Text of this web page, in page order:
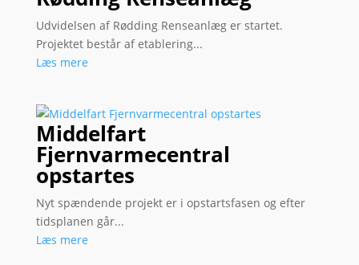
Udvidelsen af Rødding Renseanlæg er startet.
Projektet består af etablering...
Læs mere
Middelfart
Fjernvarmecentral
opstartes
Nyt spændende projekt er i opstartsfasen og efter
tidsplanen går...
Læs mere